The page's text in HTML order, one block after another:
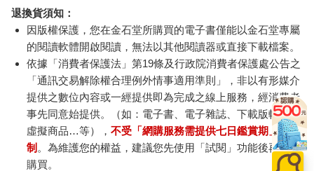
退換貨須知：
因版權保護，您在金石堂所購買的電子書僅能以金石堂專屬
的閱讀軟體開啟閱讀，無法以其他閱讀器或直接下載檔案。
依據「消費者保護法」第19條及行政院消費者保護處公告之
「通訊交易解除權合理例外情事適用準則」，非以有形媒介
提供之數位內容或一經提供即為完成之線上服務，經消費者
事先同意始提供。（如：電子書、電子雜誌、下載版軟體、
虛擬商品…等），不受「網購服務需提供七日鑑賞期」的限
制 。為維護您的權益，建議您先使用「試閱」功能後再付款
購買。